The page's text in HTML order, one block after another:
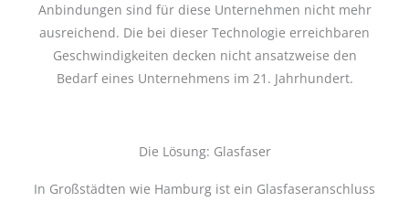
Anbindungen sind für diese Unternehmen nicht mehr
ausreichend. Die bei dieser Technologie erreichbaren
Geschwindigkeiten decken nicht ansatzweise den
Bedarf eines Unternehmens im 21. Jahrhundert.
Die Lösung: Glasfaser
In Großstädten wie Hamburg ist ein Glasfaseranschluss